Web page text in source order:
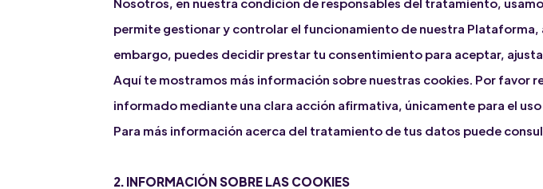
Nosotros, en nuestra condición de responsables del tratamiento,
permite gestionar y controlar el funcionamiento de nuestra
embargo, puedes decidir prestar tu consentimiento para aceptar,
Aquí te mostramos más información sobre nuestras cookies. Por favor
informado mediante una clara acción afirmativa, únicamente para el
Para más información acerca del tratamiento de tus datos puede
2. INFORMACIÓN SOBRE LAS COOKIES